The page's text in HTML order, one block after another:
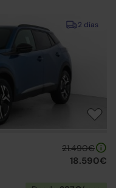
2 días
21.490€
18.590€